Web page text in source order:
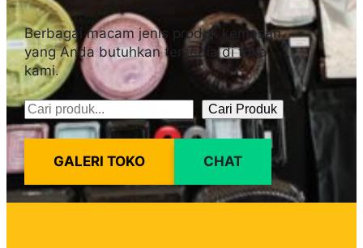
Berbagai macam jenis produk kemasan
yang Anda butuhkan tersedia di toko
kami.
Pencarian Cari Produk
GALERI TOKO CHAT